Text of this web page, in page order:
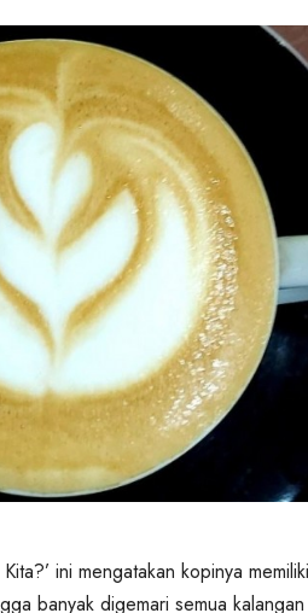
ini mengatakan kopinya
banyak digemari semua